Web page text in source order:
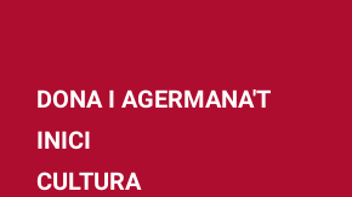
DONA I AGERMANA'T
INICI
CULTURA